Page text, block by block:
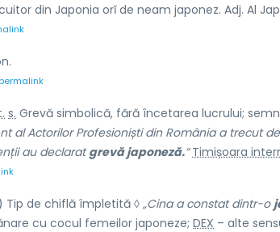
din Japonia orĭ de neam japonez. Adj. Al
s. Grevă simbolică, fără încetarea lucrului;
al Actorilor Profesioniști din România a trecut
au declaratgrevă japoneză.” Timișoara
Tip de chiflă împletită ◊ „Cina a constat dintr-o
cu cocul femeilor japoneze; DEX – alte